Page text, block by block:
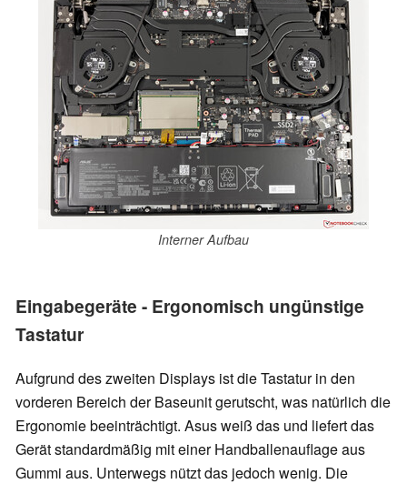
Interner Aufbau
Eingabegeräte - Ergonomisch ungünstige
Tastatur
Aufgrund des zweiten Displays ist die Tastatur in den
vorderen Bereich der Baseunit gerutscht, was natürlich die
Ergonomie beeinträchtigt. Asus weiß das und liefert das
Gerät standardmäßig mit einer Handballenauflage aus
Gummi aus. Unterwegs nützt das jedoch wenig. Die